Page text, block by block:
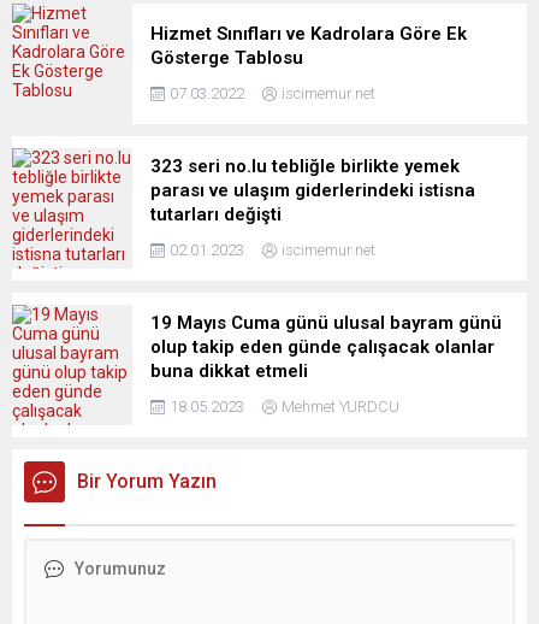
Hizmet Sınıfları ve Kadrolara Göre Ek
Gösterge Tablosu
07.03.2022 iscimemur.net
323 seri no.lu tebliğle birlikte yemek
parası ve ulaşım giderlerindeki istisna
tutarları değişti
02.01.2023 iscimemur.net
19 Mayıs Cuma günü ulusal bayram günü
olup takip eden günde çalışacak olanlar
buna dikkat etmeli
18.05.2023 Mehmet YURDCU
Bir Yorum Yazın